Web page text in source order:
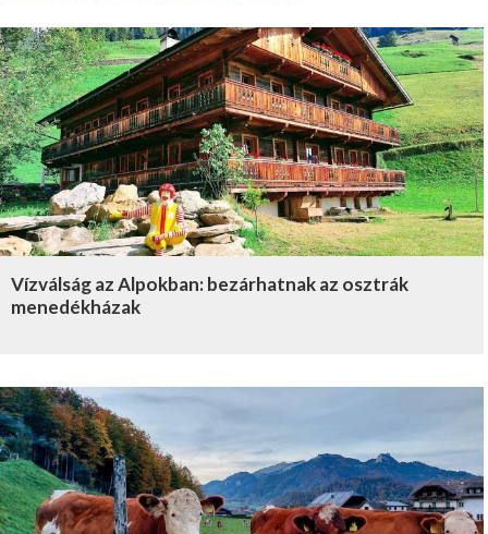
Vízválság az Alpokban: bezárhatnak az osztrák
menedékházak